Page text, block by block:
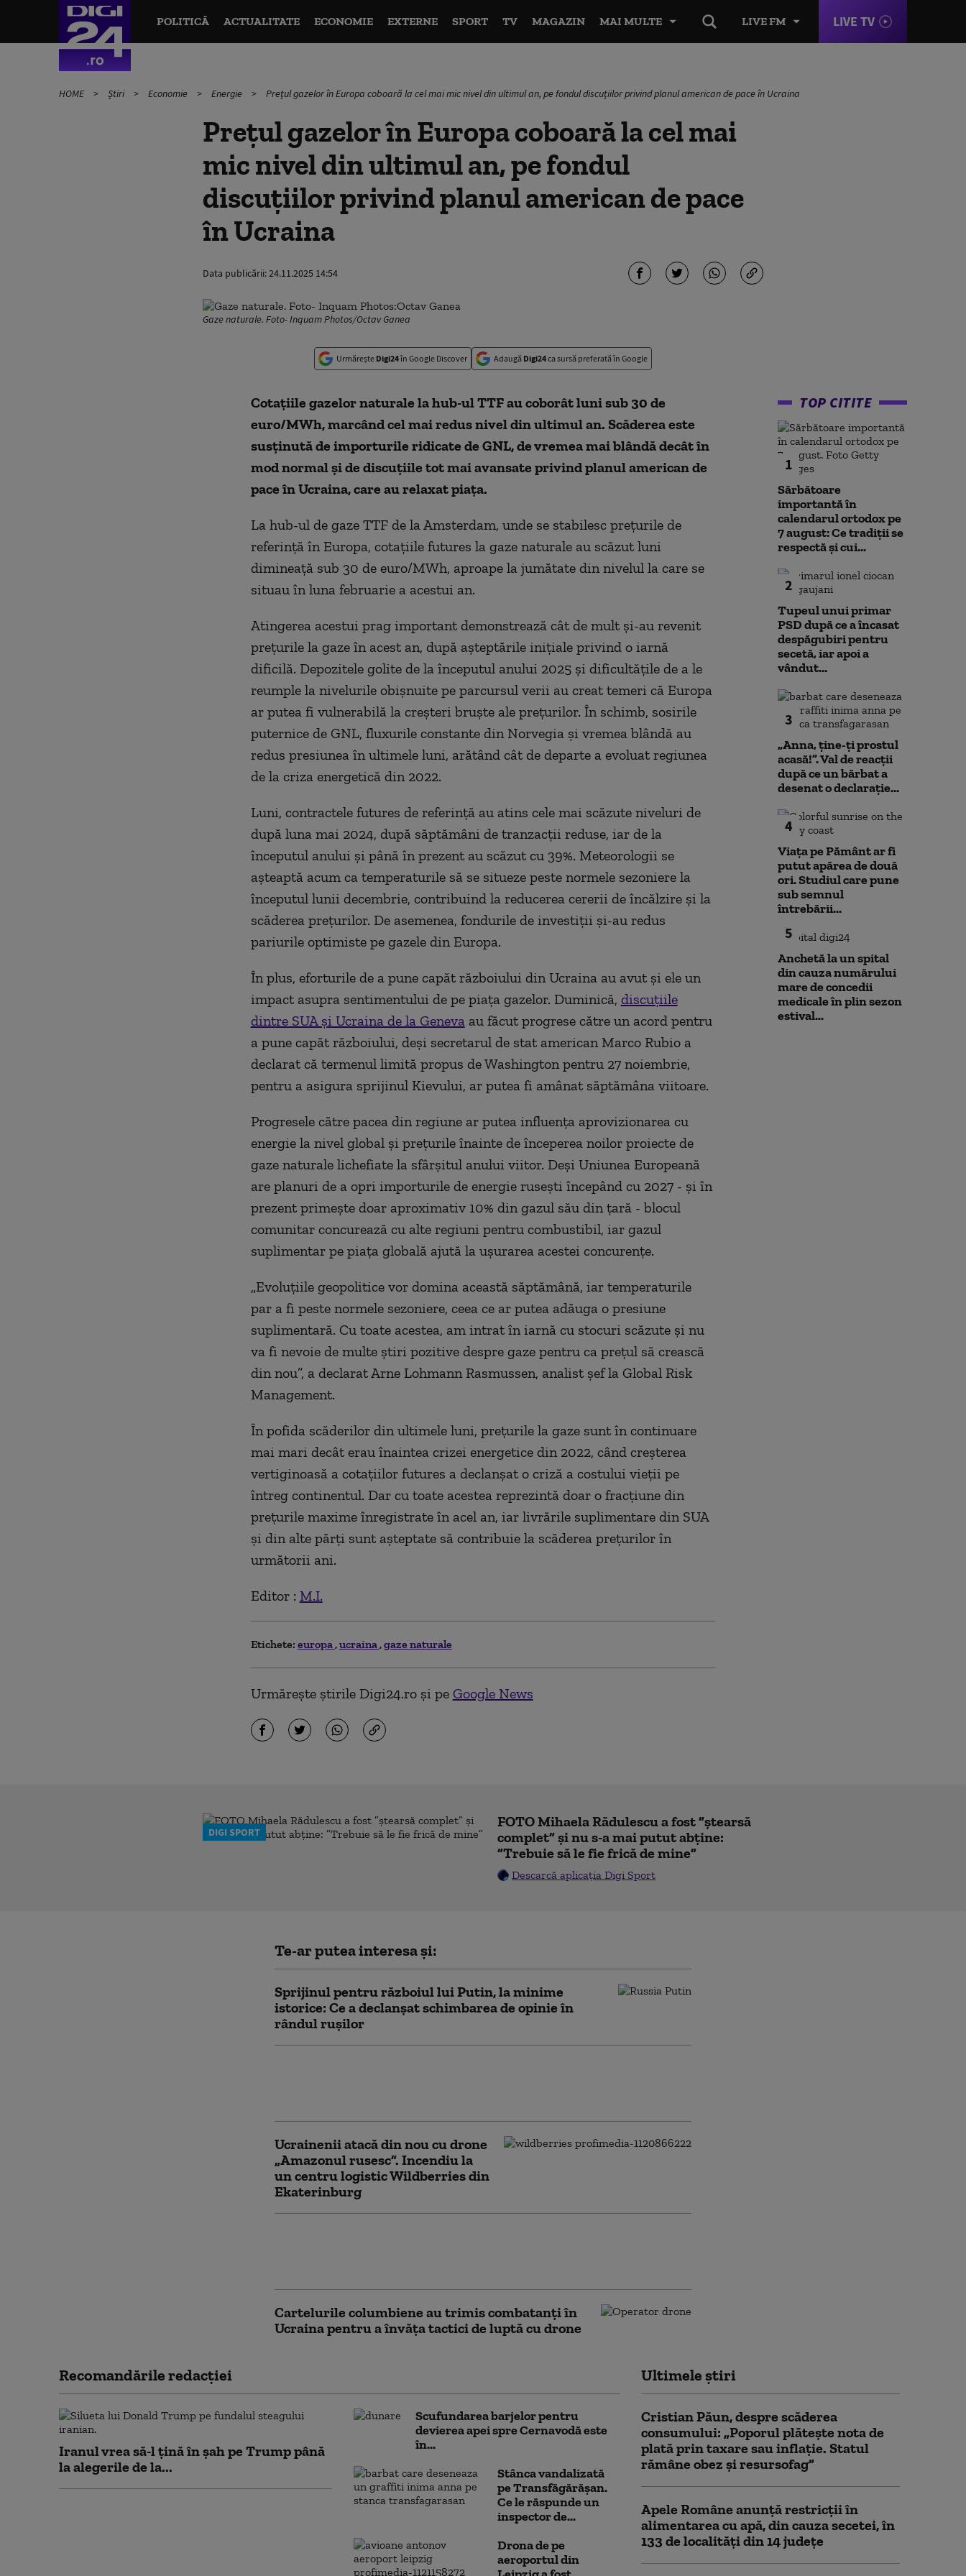
LIVE FM LIVE TV
POLITICĂ ACTUALITATE ECONOMIE EXTERNE SPORT TV MAGAZIN MAI MULTE
HOME Știri Economie Energie Prețul gazelor în Europa coboară la cel mai mic nivel din ultimul an, pe fondul discuțiilor privind planul american de pace în Ucraina
Prețul gazelor în Europa coboară la cel mai
mic nivel din ultimul an, pe fondul
discuțiilor privind planul american de pace
în Ucraina
Data publicării:24.11.2025 14:54
Gaze naturale. Foto- Inquam Photos/Octav Ganea
Urmărește Digi24în Google Discover Adaugă Digi24ca sursă preferată în Google
Cotațiile gazelor naturale la hub-ul TTF au coborât luni sub 30 de
euro/MWh, marcând cel mai redus nivel din ultimul an. Scăderea este
susținută de importurile ridicate de GNL, de vremea mai blândă decât în
mod normal și de discuțiile tot mai avansate privind planul american de
pace în Ucraina, care au relaxat piața.
La hub-ul de gaze TTF de la Amsterdam, unde se stabilesc preţurile de
referinţă în Europa, cotaţiile futures la gaze naturale au scăzut luni
dimineață sub 30 de euro/MWh, aproape la jumătate din nivelul la care se
situau în luna februarie a acestui an.
Atingerea acestui prag important demonstrează cât de mult şi-au revenit
preţurile la gaze în acest an, după aşteptările iniţiale privind o iarnă
dificilă. Depozitele golite de la începutul anului 2025 şi dificultăţile de a le
reumple la nivelurile obişnuite pe parcursul verii au creat temeri că Europa
ar putea fi vulnerabilă la creşteri bruşte ale preţurilor. În schimb, sosirile
puternice de GNL, fluxurile constante din Norvegia şi vremea blândă au
redus presiunea în ultimele luni, arătând cât de departe a evoluat regiunea
de la criza energetică din 2022.
Luni, contractele futures de referinţă au atins cele mai scăzute niveluri de
după luna mai 2024, după săptămâni de tranzacţii reduse, iar de la
începutul anului şi până în prezent au scăzut cu 39%. Meteorologii se
aşteaptă acum ca temperaturile să se situeze peste normele sezoniere la
începutul lunii decembrie, contribuind la reducerea cererii de încălzire şi la
scăderea preţurilor. De asemenea, fondurile de investiţii şi-au redus
pariurile optimiste pe gazele din Europa.
În plus, eforturile de a pune capăt războiului din Ucraina au avut şi ele un
impact asupra sentimentului de pe piaţa gazelor. Duminică, discuţiile
dintre SUA şi Ucraina de la Genevaau făcut progrese către un acord pentru
a pune capăt războiului, deşi secretarul de stat american Marco Rubio a
declarat că termenul limită propus de Washington pentru 27 noiembrie,
pentru a asigura sprijinul Kievului, ar putea fi amânat săptămâna viitoare.
Progresele către pacea din regiune ar putea influenţa aprovizionarea cu
energie la nivel global şi preţurile înainte de începerea noilor proiecte de
gaze naturale lichefiate la sfârşitul anului viitor. Deşi Uniunea Europeană
are planuri de a opri importurile de energie ruseşti începând cu 2027 - şi în
prezent primeşte doar aproximativ 10% din gazul său din ţară - blocul
comunitar concurează cu alte regiuni pentru combustibil, iar gazul
suplimentar pe piaţa globală ajută la uşurarea acestei concurenţe.
„Evoluţiile geopolitice vor domina această săptămână, iar temperaturile
par a fi peste normele sezoniere, ceea ce ar putea adăuga o presiune
suplimentară. Cu toate acestea, am intrat în iarnă cu stocuri scăzute şi nu
va fi nevoie de multe ştiri pozitive despre gaze pentru ca preţul să crească
din nou”, a declarat Arne Lohmann Rasmussen, analist şef la Global Risk
Management.
În pofida scăderilor din ultimele luni, preţurile la gaze sunt în continuare
mai mari decât erau înaintea crizei energetice din 2022, când creşterea
vertiginoasă a cotaţiilor futures a declanşat o criză a costului vieţii pe
întreg continentul. Dar cu toate acestea reprezintă doar o fracţiune din
preţurile maxime înregistrate în acel an, iar livrările suplimentare din SUA
şi din alte părţi sunt aşteptate să contribuie la scăderea preţurilor în
următorii ani.
Editor : M.I.
Etichete: europa ucraina gaze naturale
Urmărește știrile Digi24.ro și pe Google News
TOP CITITE
1
Sărbătoare
importantă în
calendarul ortodox pe
7 august: Ce tradiții se
respectă și cui...
2
Tupeul unui primar
PSD după ce a încasat
despăgubiri pentru
secetă, iar apoi a
vândut...
3
„Anna, ţine-ţi prostul
acasă!”. Val de reacții
după ce un bărbat a
desenat o declarație...
4
Viața pe Pământ ar fi
putut apărea de două
ori. Studiul care pune
sub semnul
întrebării...
5
Anchetă la un spital
din cauza numărului
mare de concedii
medicale în plin sezon
estival...
DIGI SPORT
FOTO Mihaela Rădulescu a fost ”ștearsă
complet” și nu s-a mai putut abține:
”Trebuie să le fie frică de mine”
Descarcă aplicația Digi Sport
Te-ar putea interesa și:
Sprijinul pentru războiul lui Putin, la minime
istorice: Ce a declanșat schimbarea de opinie în
rândul rușilor
Ucrainenii atacă din nou cu drone
„Amazonul rusesc”. Incendiu la
un centru logistic Wildberries din
Ekaterinburg
Cartelurile columbiene au trimis combatanți în
Ucraina pentru a învăța tactici de luptă cu drone
Recomandările redacţiei
Iranul vrea să-l țină în șah pe Trump până
la alegerile de la...
Scufundarea barjelor pentru
devierea apei spre Cernavodă este
în...
Stânca vandalizată
pe Transfăgărășan.
Ce le răspunde un
inspector de...
Drona de pe
aeroportul din
Ultimele știri
Cristian Păun, despre scăderea
consumului: „Poporul plătește nota de
plată prin taxare sau inflație. Statul
rămâne obez și resursofag”
Apele Române anunță restricţii în
alimentarea cu apă, din cauza secetei, în
133 de localităţi din 14 judeţe